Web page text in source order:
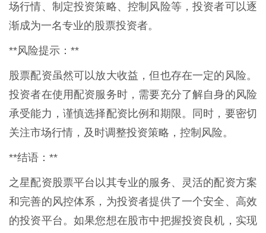
场行情、制定投资策略、控制风险等，投资者可以逐
渐成为一名专业的股票投资者。
**风险提示：**
股票配资虽然可以放大收益，但也存在一定的风险。
投资者在使用配资服务时，需要充分了解自身的风险
承受能力，谨慎选择配资比例和期限。同时，要密切
关注市场行情，及时调整投资策略，控制风险。
**结语：**
之星配资股票平台以其专业的服务、灵活的配资方案
和完善的风控体系，为投资者提供了一个安全、高效
的投资平台。如果您想在股市中把握投资良机，实现